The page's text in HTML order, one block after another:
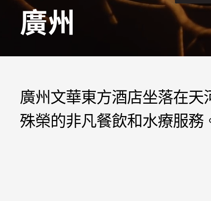
廣州
廣州文華東方酒店坐落在
殊榮的非凡餐飲和水療服務